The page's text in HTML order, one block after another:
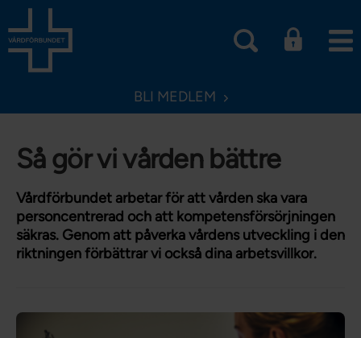
BLI MEDLEM
Så gör vi vården bättre
Vårdförbundet arbetar för att vården ska vara
personcentrerad och att kompetensförsörjningen
säkras. Genom att påverka vårdens utveckling i den
riktningen förbättrar vi också dina arbetsvillkor.